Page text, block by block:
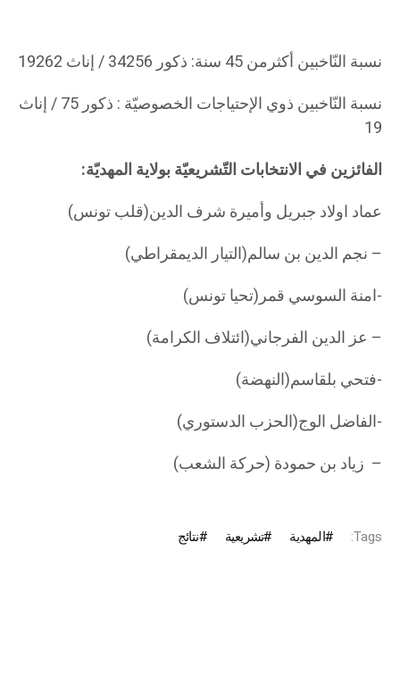
نسبة النّاخبين أكثرمن 45 سنة: ذكور 34256 / إناث 19262
نسبة النّاخبين ذوي الإحتياجات الخصوصيّة : ذكور 75 / إناث
19
الفائزين في الانتخابات التّشريعيّة بولاية المهديّة:
عماد اولاد جبريل وأميرة شرف الدين(قلب تونس)
– نجم الدين بن سالم(التيار الديمقراطي)
-امنة السوسي قمر(تحيا تونس)
– عز الدين الفرجاني(ائتلاف الكرامة)
-فتحي بلقاسم(النهضة)
-الفاضل الوج(الحزب الدستوري)
– زياد بن حمودة (حركة الشعب)
Tags: المهدية تشريعية نتائج